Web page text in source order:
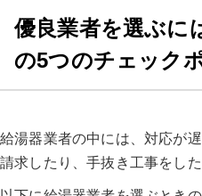
優良業者を選ぶに
の5つのチェック
給湯器業者の中には、対応が
請求したり、手抜き工事をし